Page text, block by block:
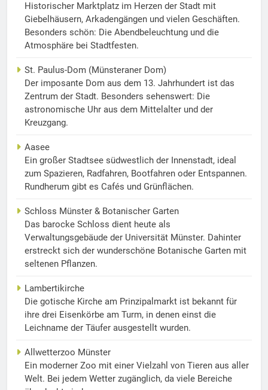
Historischer Marktplatz im Herzen der Stadt mit
Giebelhäusern, Arkadengängen und vielen Geschäften.
Besonders schön: Die Abendbeleuchtung und die
Atmosphäre bei Stadtfesten.
St. Paulus-Dom (Münsteraner Dom)
Der imposante Dom aus dem 13. Jahrhundert ist das
Zentrum der Stadt. Besonders sehenswert: Die
astronomische Uhr aus dem Mittelalter und der
Kreuzgang.
Aasee
Ein großer Stadtsee südwestlich der Innenstadt, ideal
zum Spazieren, Radfahren, Bootfahren oder Entspannen.
Rundherum gibt es Cafés und Grünflächen.
Schloss Münster & Botanischer Garten
Das barocke Schloss dient heute als
Verwaltungsgebäude der Universität Münster. Dahinter
erstreckt sich der wunderschöne Botanische Garten mit
seltenen Pflanzen.
Lambertikirche
Die gotische Kirche am Prinzipalmarkt ist bekannt für
ihre drei Eisenkörbe am Turm, in denen einst die
Leichname der Täufer ausgestellt wurden.
Allwetterzoo Münster
Ein moderner Zoo mit einer Vielzahl von Tieren aus aller
Welt. Bei jedem Wetter zugänglich, da viele Bereiche